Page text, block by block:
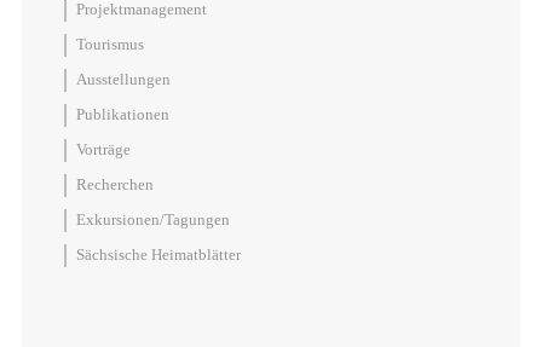
Projektmanagement
Tourismus
Ausstellungen
Publikationen
Vorträge
Recherchen
Exkursionen/Tagungen
Sächsische Heimatblätter